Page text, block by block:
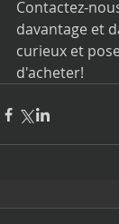
Contactez-
davantage et
curieux et
d'acheter!